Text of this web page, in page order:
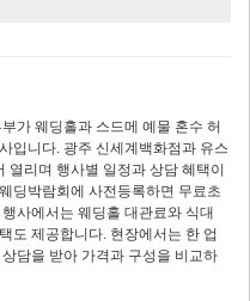
가 웨딩홀과 스드메 예물 혼수 허
입니다. 광주 신세계백화점과 유스
리며 행사별 일정과 상담 혜택이
딩박람회에 사전등록하면 무료초
사에서는 웨딩홀 대관료와 식대
도 제공합니다. 현장에서는 한 업
담을 받아 가격과 구성을 비교하